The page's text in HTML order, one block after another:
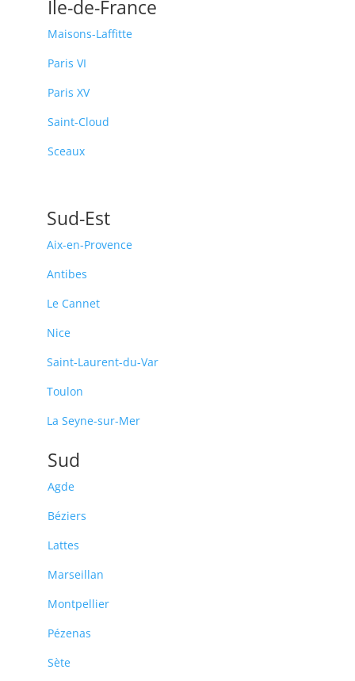
Île-de-France
Maisons-Laffitte
Paris VI
Paris XV
Saint-Cloud
Sceaux
Sud-Est
Aix-en-Provence
Antibes
Le Cannet
Nice
Saint-Laurent-du-Var
Toulon
La Seyne-sur-Mer
Sud
Agde
Béziers
Lattes
Marseillan
Montpellier
Pézenas
Sète